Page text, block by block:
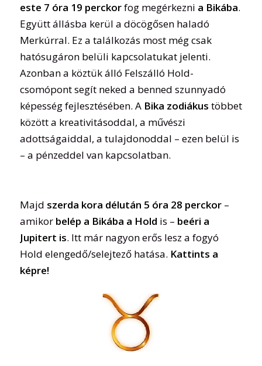
este 7 óra 19 perckorfog megérkezni a Bikába.
Együtt állásba kerül a döcögősen haladó
Merkúrral. Ez a találkozás most még csak
hatósugáron belüli kapcsolatukat jelenti.
Azonban a köztük álló Felszálló Hold-
csomópont segít neked a benned szunnyadó
képesség fejlesztésében. A Bika zodiákus többet
között a kreativitásoddal, a művészi
adottságaiddal, a tulajdonoddal – ezen belül is
– a pénzeddel van kapcsolatban.
Majd szerda kora délután 5 óra 28 perckor–
amikor belép a Bikába a Hold is – beéri a
Jupitert is. Itt már nagyon erős lesz a fogyó
Hold elengedő/selejtező hatása. Kattints a
képre!